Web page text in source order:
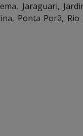
Jaraguari,
Ponta Porã,